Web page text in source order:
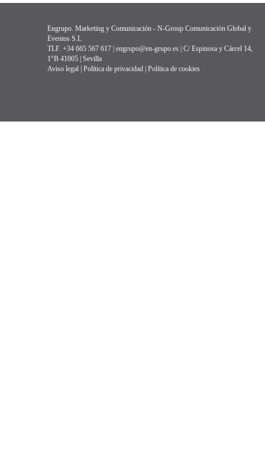
Engrupo. Marketing y Comunicación - N-Group Comunicación Global y
Eventos S.L
TLF. +34 665 567 617 | engrupo@en-grupo.es | C/ Espinosa y Cárcel 14,
1°B 41005 | Sevilla
Aviso legal Política de privacidad Política de cookies